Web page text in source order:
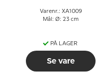
Varenr.: XA1009
Mål: Ø: 23 cm
PÅ LAGER
Se vare